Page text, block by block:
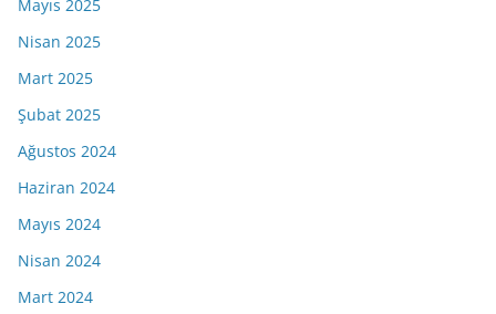
Mayıs 2025
Nisan 2025
Mart 2025
Şubat 2025
Ağustos 2024
Haziran 2024
Mayıs 2024
Nisan 2024
Mart 2024